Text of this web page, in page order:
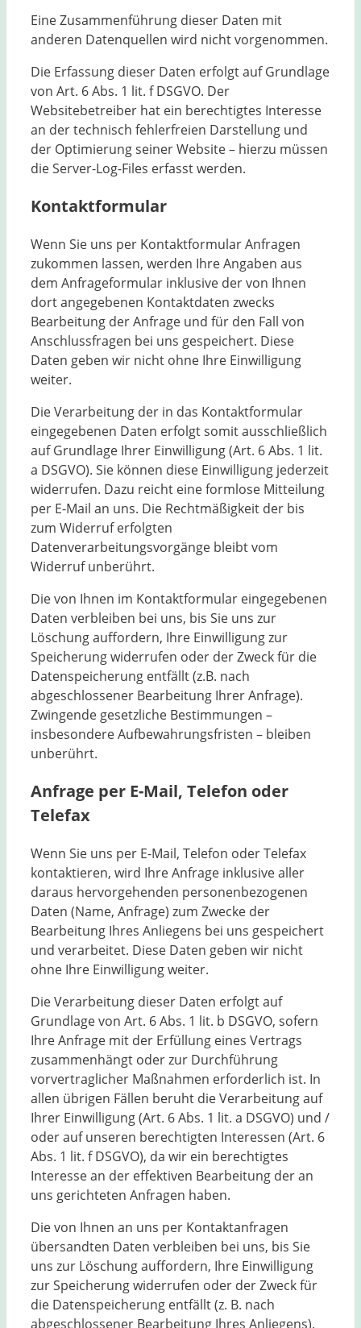
Eine Zusammenführung dieser Daten mit
anderen Datenquellen wird nicht vorgenommen.
Die Erfassung dieser Daten erfolgt auf Grundlage
von Art. 6 Abs. 1 lit. f DSGVO. Der
Websitebetreiber hat ein berechtigtes Interesse
an der technisch fehlerfreien Darstellung und
der Optimierung seiner Website – hierzu müssen
die Server-Log-Files erfasst werden.
Kontaktformular
Wenn Sie uns per Kontaktformular Anfragen
zukommen lassen, werden Ihre Angaben aus
dem Anfrageformular inklusive der von Ihnen
dort angegebenen Kontaktdaten zwecks
Bearbeitung der Anfrage und für den Fall von
Anschlussfragen bei uns gespeichert. Diese
Daten geben wir nicht ohne Ihre Einwilligung
weiter.
Die Verarbeitung der in das Kontaktformular
eingegebenen Daten erfolgt somit ausschließlich
auf Grundlage Ihrer Einwilligung (Art. 6 Abs. 1 lit.
a DSGVO). Sie können diese Einwilligung jederzeit
widerrufen. Dazu reicht eine formlose Mitteilung
per E-Mail an uns. Die Rechtmäßigkeit der bis
zum Widerruf erfolgten
Datenverarbeitungsvorgänge bleibt vom
Widerruf unberührt.
Die von Ihnen im Kontaktformular eingegebenen
Daten verbleiben bei uns, bis Sie uns zur
Löschung auffordern, Ihre Einwilligung zur
Speicherung widerrufen oder der Zweck für die
Datenspeicherung entfällt (z.B. nach
abgeschlossener Bearbeitung Ihrer Anfrage).
Zwingende gesetzliche Bestimmungen –
insbesondere Aufbewahrungsfristen – bleiben
unberührt.
Anfrage per E-Mail, Telefon oder
Telefax
Wenn Sie uns per E-Mail, Telefon oder Telefax
kontaktieren, wird Ihre Anfrage inklusive aller
daraus hervorgehenden personenbezogenen
Daten (Name, Anfrage) zum Zwecke der
Bearbeitung Ihres Anliegens bei uns gespeichert
und verarbeitet. Diese Daten geben wir nicht
ohne Ihre Einwilligung weiter.
Die Verarbeitung dieser Daten erfolgt auf
Grundlage von Art. 6 Abs. 1 lit. b DSGVO, sofern
Ihre Anfrage mit der Erfüllung eines Vertrags
zusammenhängt oder zur Durchführung
vorvertraglicher Maßnahmen erforderlich ist. In
allen übrigen Fällen beruht die Verarbeitung auf
Ihrer Einwilligung (Art. 6 Abs. 1 lit. a DSGVO) und /
oder auf unseren berechtigten Interessen (Art. 6
Abs. 1 lit. f DSGVO), da wir ein berechtigtes
Interesse an der effektiven Bearbeitung der an
uns gerichteten Anfragen haben.
Die von Ihnen an uns per Kontaktanfragen
übersandten Daten verbleiben bei uns, bis Sie
uns zur Löschung auffordern, Ihre Einwilligung
zur Speicherung widerrufen oder der Zweck für
die Datenspeicherung entfällt (z. B. nach
abgeschlossener Bearbeitung Ihres Anliegens).